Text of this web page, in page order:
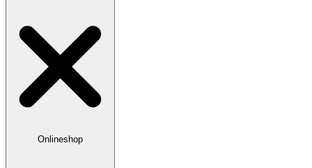
Onlineshop